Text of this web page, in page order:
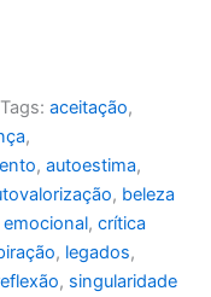
Tags: aceitação,
,
, autoestima,
, beleza
, crítica
, legados,
, singularidade